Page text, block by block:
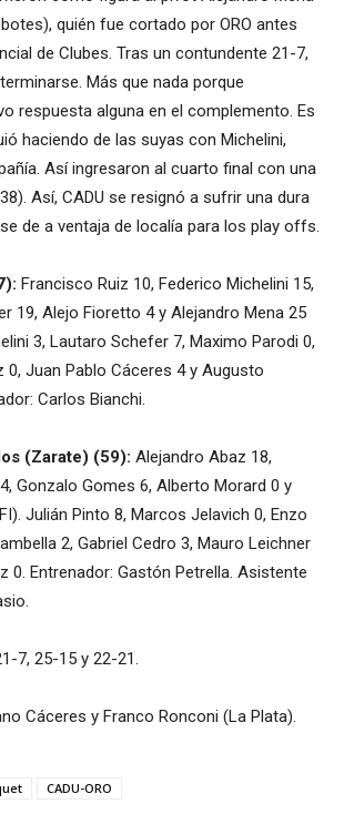
quién fue cortado por ORO antes
de Clubes. Tras un contundente 21-7,
Más que nada porque
respuesta alguna en el complemento. Es
haciendo de las suyas con Michelini,
Así ingresaron al cuarto final con una
Así, CADU se resignó a sufrir una dura
de a ventaja de localía para los play offs.
Francisco Ruiz 10, Federico Michelini 15,
19, Alejo Fioretto 4 y Alejandro Mena 25
3, Lautaro Schefer 7, Maximo Parodi 0,
0, Juan Pablo Cáceres 4 y Augusto
Carlos Bianchi.
(Zarate) (59): Alejandro Abaz 18,
Gonzalo Gomes 6, Alberto Morard 0 y
Julián Pinto 8, Marcos Jelavich 0, Enzo
2, Gabriel Cedro 3, Mauro Leichner
0. Entrenador: Gastón Petrella. Asistente
7, 25-15 y 22-21.
Cáceres y Franco Ronconi (La Plata).
CADU-ORO